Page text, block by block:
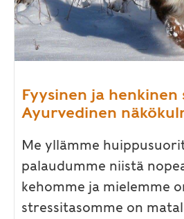
Fyysinen ja
Ayurvedinen
Me yllämme
palaudumme niistä
kehomme ja mielemme
stressitasomme on